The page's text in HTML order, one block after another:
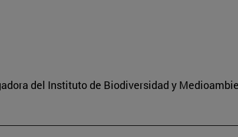
del Instituto de Biodiversidad y